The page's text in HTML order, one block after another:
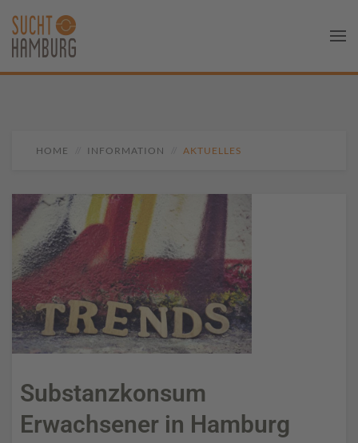
HOME INFORMATION AKTUELLES
Substanzkonsum
Erwachsener in Hamburg